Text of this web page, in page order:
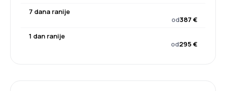
7 dana ranije
od387 €
1 dan ranije
od295 €